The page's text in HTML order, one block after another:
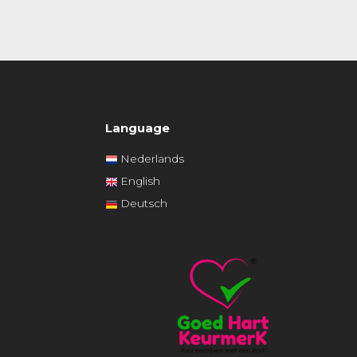
Language
Nederlands
English
Deutsch